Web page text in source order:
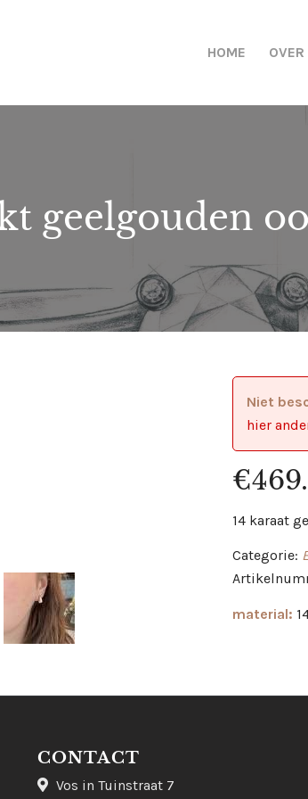
HOME OVER
geelgouden
Niet
hier
€
14 karaat
Categorie:
material:
CONTACT
Vos in Tuinstraat 7